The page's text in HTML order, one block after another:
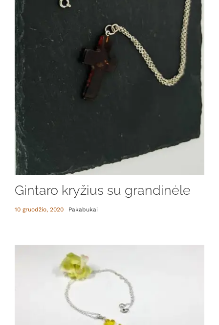
Gintaro kryžius su grandinėle
10 gruodžio, 2020 Pakabukai